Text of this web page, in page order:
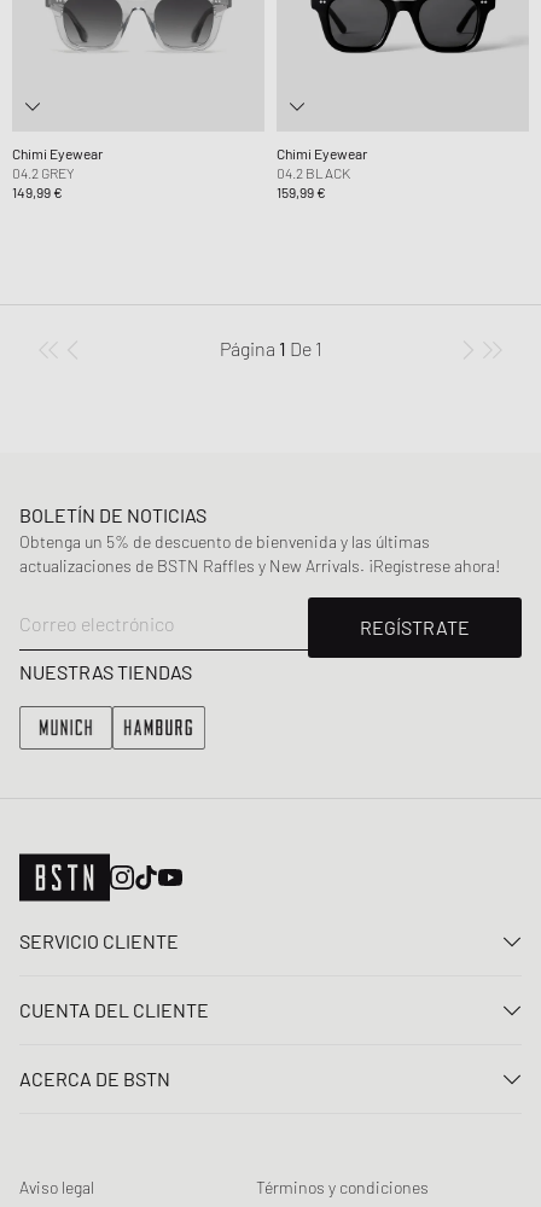
Chimi Eyewear
04.2 GREY
149,99 €
Chimi Eyewear
04.2 BLACK
159,99 €
Página 1 De 1
BOLETÍN DE NOTICIAS
Obtenga un 5% de descuento de bienvenida y las últimas
actualizaciones de BSTN Raffles y New Arrivals. ¡Regístrese ahora!
Correo electrónico
REGÍSTRATE
NUESTRAS TIENDAS
SERVICIO CLIENTE
Preguntas frecuentes
CUENTA DEL CLIENTE
Registro
Registro para el boletín de noticias
ACERCA DE BSTN
Chronicles
Aviso legal Términos y condiciones